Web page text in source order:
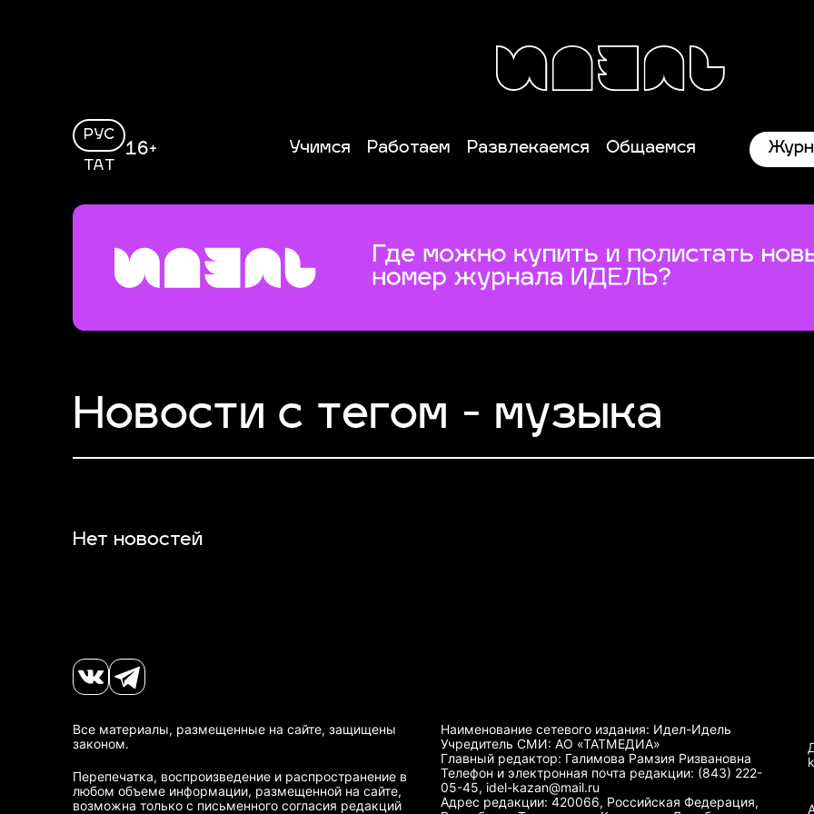
РУС
ТАТ
16+ Учимся Работаем Развлекаемся Общаемся
Новости с тегом - музыка
Нет новостей
Все материалы, размещенные на сайте, защищены
законом.
Перепечатка, воспроизведение и распространение в
любом объеме информации, размещенной на сайте,
возможна только с письменного согласия редакций
Наименование сетевого издания: Идел-Идель
Учредитель СМИ: АО «ТАТМЕДИА»
Главный редактор: Галимова Рамзия Ризвановна
Телефон и электронная почта редакции: (843) 222-
05-45, idel-kazan@mail.ru
Адрес редакции: 420066, Российская Федерация,